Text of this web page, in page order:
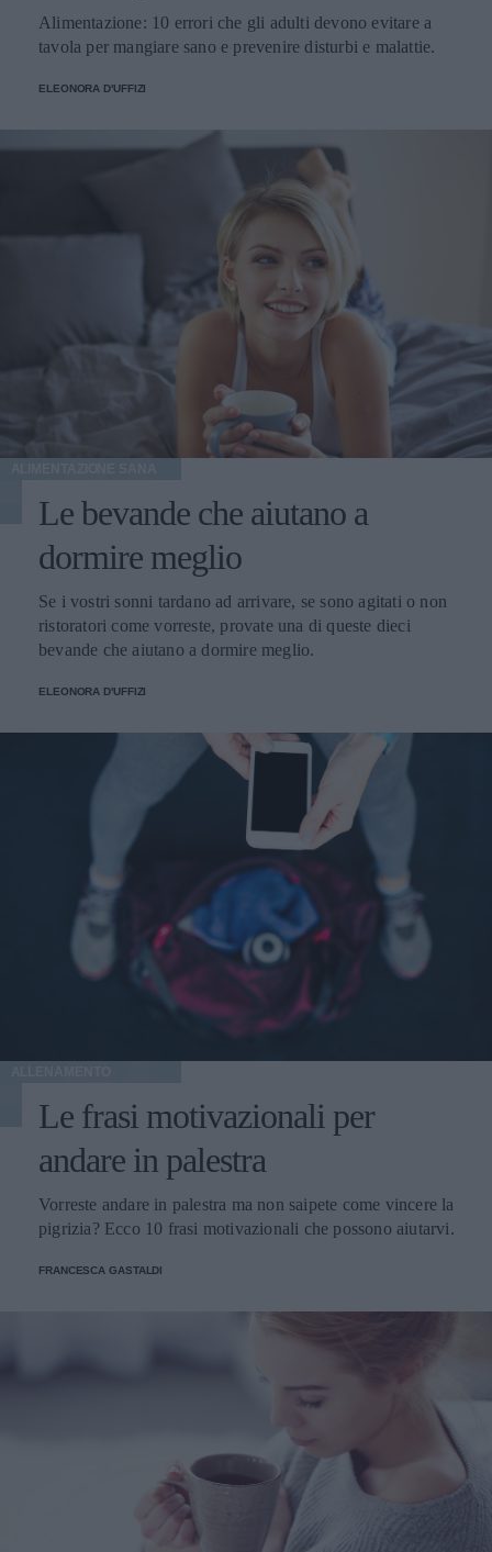
Alimentazione: 10 errori che gli adulti devono evitare a
tavola per mangiare sano e prevenire disturbi e malattie.
ELEONORA D'UFFIZI
Le bevande che aiutano a
dormire meglio
Se i vostri sonni tardano ad arrivare, se sono agitati o non
ristoratori come vorreste, provate una di queste dieci
bevande che aiutano a dormire meglio.
ELEONORA D'UFFIZI
Le frasi motivazionali per
andare in palestra
Vorreste andare in palestra ma non saipete come vincere la
pigrizia? Ecco 10 frasi motivazionali che possono aiutarvi.
FRANCESCA GASTALDI